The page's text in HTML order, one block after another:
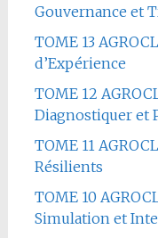
Gouvernance et
TOME 13
d’Expérience
TOME 12
Diagnostiquer et
TOME 11
Résilients
TOME 10
Simulation et